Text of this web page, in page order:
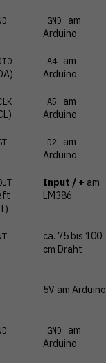
GND
am
Arduino
A4
am
Arduino
A5
am
Arduino
D2
am
Arduino
Input / + am
LM386
ca. 75 bis 100
cm Draht
5V am Arduino
GND
am
Arduino